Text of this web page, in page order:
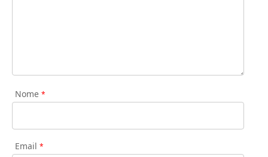
Nome *
Email *